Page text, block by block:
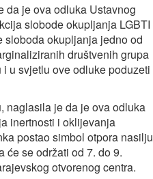
da je ova odluka Ustavnog
slobode okupljanja LGBTI
sloboda okupljanja jedno od
društvenih grupa
u svjetlu ove odluke poduzeti
naglasila je da je ova odluka
inertnosti i oklijevanja
postao simbol otpora nasilju
će se održati od 7. do 9.
otvorenog centra.